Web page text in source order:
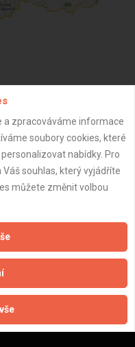
údajů
cookie
a zpracováváme informace
soubory cookies, které
nabídky. Pro
souhlas, který vyjádříte
můžete změnit volbou